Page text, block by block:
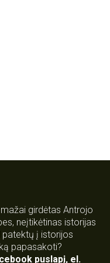
girdėtas Antrojo
neįtikėtinas istorijas
patektų į istorijos
papasakoti?
puslapį, el.